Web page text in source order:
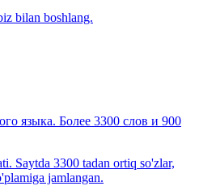
bilan boshlang.
языка. Более 3300 слов и 900
Saytda 3300 tadan ortiq so'zlar,
jamlangan.